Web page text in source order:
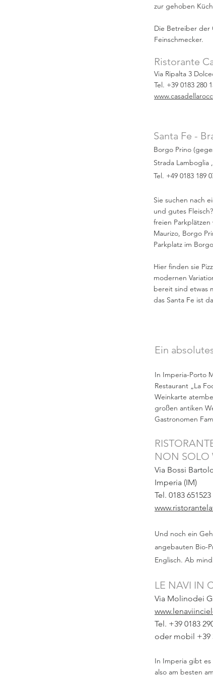
zur gehoben
Die Betreiber der
Feinschmecker.
Ristorante
Via Ripalta 3
Tel. +39 0183 280
Santa Fe -
Borgo Prino
Strada Lamboglia
Tel. +49 0183 189
Sie suchen nach
und gutes
freien
Maurizo, Borgo
Parkplatz im
Hier finden sie
modernen
bereit sind etwas
das Santa Fe ist
Ein
In Imperia-Porto
Restaurant „La
Weinkarte
großen antiken
Gastronomen
NON SOLO
Via Bossi
Imperia (IM)
Tel. 0183
Und noch ein
angebauten Bio-
Englisch. Ab
LE NAVI IN
Via Molinodei
Tel. +39 0183
oder mobil +39
In Imperia gibt
also am besten